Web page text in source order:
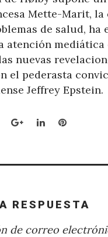
Mette-Marit, la
de salud, ha
atención
nuevas
el pederasta
Jeffrey Epstein.
TwitterGoogle+LinkedInPinterest
RESPUESTA
de correo